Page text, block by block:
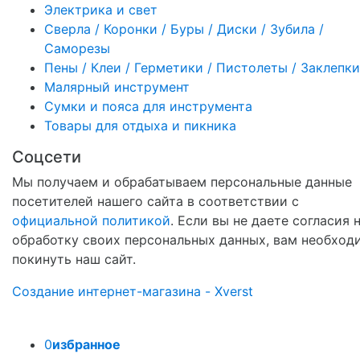
Электрика и свет
Сверла / Коронки / Буры / Диски / Зубила /
Саморезы
Пены / Клеи / Герметики / Пистолеты / Заклепки
Малярный инструмент
Сумки и пояса для инструмента
Товары для отдыха и пикника
Соцсети
Мы получаем и обрабатываем персональные данные
посетителей нашего сайта в соответствии с
официальной политикой. Если вы не даете согласия
обработку своих персональных данных, вам
покинуть наш сайт.
Создание интернет-магазина - Xverst
0избранное